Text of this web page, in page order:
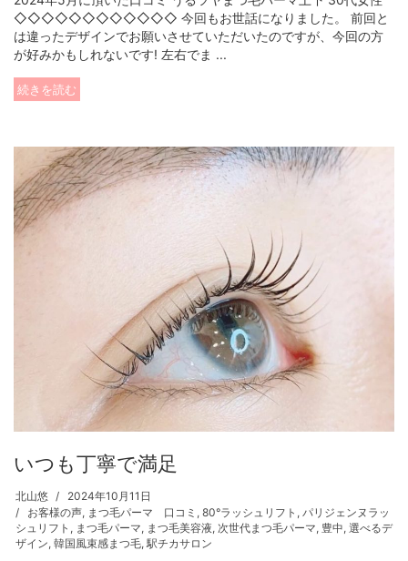
◇◇◇◇◇◇◇◇◇◇◇◇ 今回もお世話になりました。 前回と
は違ったデザインでお願いさせていただいたのですが、今回の方
が好みかもしれないです! 左右でま ...
続きを読む
いつも丁寧で満足
北山悠
2024年10月11日
お客様の声, まつ毛パーマ 口コミ , 80°ラッシュリフト , パリジェンヌラッ
シュリフト , まつ毛パーマ, まつ毛美容液, 次世代まつ毛パーマ, 豊中, 選べるデ
ザイン, 韓国風束感まつ毛,駅チカサロン